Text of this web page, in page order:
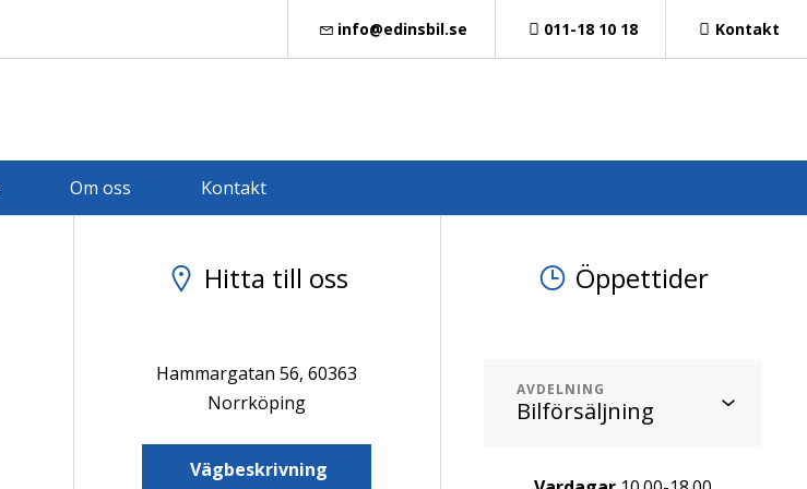
info@edinsbil.se 011-18 10 18 Kontakt
Om oss Kontakt
Hitta till oss
Hammargatan 56, 60363
Norrköping
Vägbeskrivning
Öppettider
AVDELNING